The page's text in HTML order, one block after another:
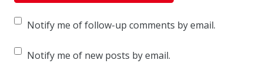
Notify me of follow-up comments by email.
Notify me of new posts by email.